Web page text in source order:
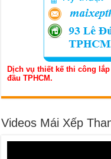
Dịch vụ thiết kế thi công
đầu TPHCM.
Videos Mái Xếp